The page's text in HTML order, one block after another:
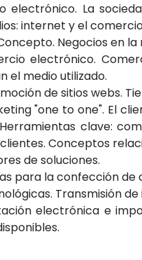
electrónico. La
internet y el
Negocios en
electrónico.
el medio utilizado.
de sitios webs.
"one to one". El
clave:
Conceptos
de soluciones.
para la confección
Transmisión
electrónica e